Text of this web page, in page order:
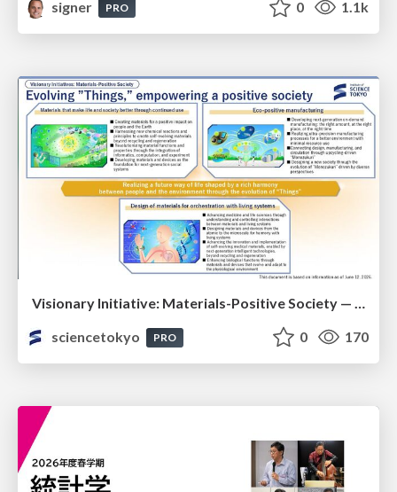
signer
PRO 0 1.1k
Visionary Initiative: Materials-Positive Society — Evolving “Things,” empowering a positive society | Science Tokyo
sciencetokyo
PRO 0 170